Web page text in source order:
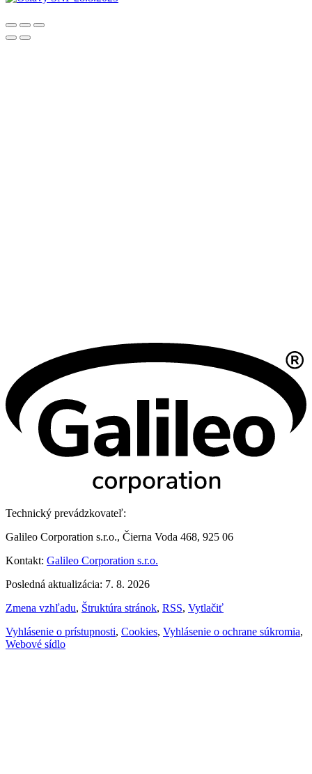
Technický prevádzkovateľ:
Galileo Corporation s.r.o., Čierna Voda 468, 925 06
Kontakt: Galileo Corporation s.r.o.
Posledná aktualizácia: 7. 8. 2026
Zmena vzhľadu, Štruktúra stránok, RSS, Vytlačiť
Vyhlásenie o prístupnosti, Cookies, Vyhlásenie o ochrane súkromia,
Webové sídlo